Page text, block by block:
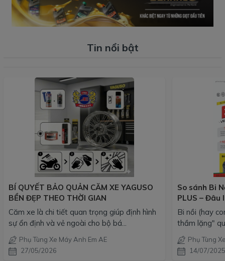
Tin nổi bật
BÍ QUYẾT BẢO QUẢN CĂM XE YAGUSO
BỀN ĐẸP THEO THỜI GIAN
Căm xe là chi tiết quan trọng giúp định hình
sự ổn định và vẻ ngoài cho bộ bá...
Phụ Tùng Xe Máy Anh Em AE
27/05/2026
So sánh Bi
PLUS – Đâu
của bạn?
Bi nồi (hay
thầm lặng"
Phụ Tùng
14/07/2025